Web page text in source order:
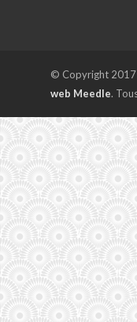
© Copyright
web Meedle.